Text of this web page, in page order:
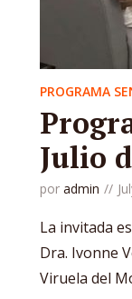
PROGRAMA
Julio
por admin
La invitada
Dra. Ivonne
Viruela del